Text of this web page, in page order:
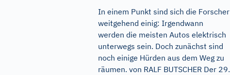
In einem Punkt sind sich die Forscher
weitgehend einig: Irgendwann
werden die meisten Autos elektrisch
unterwegs sein. Doch zunächst sind
noch einige Hürden aus dem Weg zu
räumen. von RALF BUTSCHER Der 29.